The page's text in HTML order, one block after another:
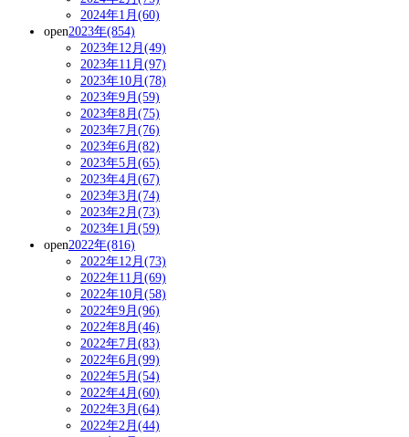
2024年1月(60)
open2023年(854)
2023年12月(49)
2023年11月(97)
2023年10月(78)
2023年9月(59)
2023年8月(75)
2023年7月(76)
2023年6月(82)
2023年5月(65)
2023年4月(67)
2023年3月(74)
2023年2月(73)
2023年1月(59)
open2022年(816)
2022年12月(73)
2022年11月(69)
2022年10月(58)
2022年9月(96)
2022年8月(46)
2022年7月(83)
2022年6月(99)
2022年5月(54)
2022年4月(60)
2022年3月(64)
2022年2月(44)